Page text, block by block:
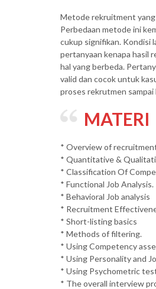
Metode rekruitment
Perbedaan metode ini
cukup signifikan. Kondisi
pertanyaan kenapa hasil
hal yang berbeda.
valid dan cocok untuk
proses rekrutmen
MATERI
* Overview of
* Quantitative &
* Classification Of
* Functional Job Analysis.
* Behavioral Job analysis
* Recruitment
* Short-listing basics
* Methods of filtering.
* Using Competency
* Using Personality and
* Using Psychometric
* The overall interview